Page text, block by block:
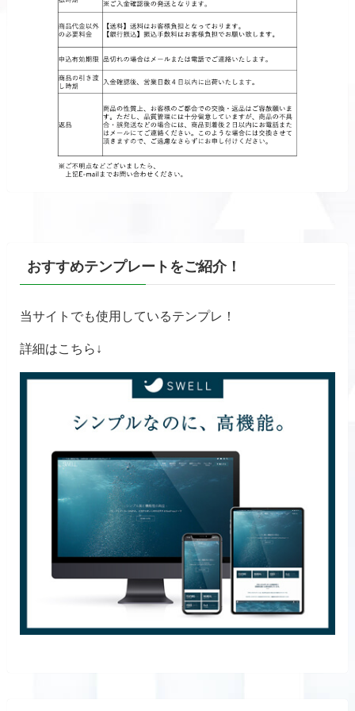
おすすめテンプレートをご紹介！
当サイトでも使用しているテンプレ！
詳細はこちら↓